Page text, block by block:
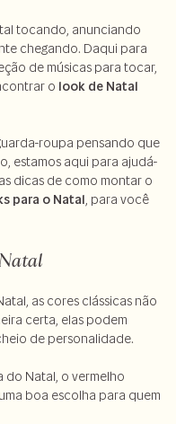
tocando, anunciando
chegando. Daqui para
de músicas para tocar,
o look de Natal
roupa pensando que
estamos aqui para ajudá-
dicas de como montar o
para o Natal, para você
as cores clássicas não
certa, elas podem
de personalidade.
do Natal, o vermelho
boa escolha para quem